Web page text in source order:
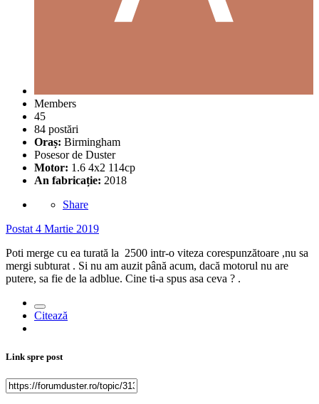
Members
45
84 postări
Oraș: Birmingham
Posesor de Duster
Motor: 1.6 4x2 114cp
An fabricație: 2018
Share
Postat 4 Martie 2019
Poti merge cu ea turată la 2500 intr-o viteza corespunzătoare ,nu sa
mergi subturat . Si nu am auzit până acum, dacă motorul nu are
putere, sa fie de la adblue. Cine ti-a spus asa ceva ? .
Citează
Link spre post